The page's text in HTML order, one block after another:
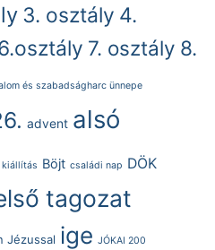
3. osztály 4.
7. osztály 8.
és szabadságharc ünnepe
advent alsó
kiállítás Böjt családi nap DÖK
tagozat
Jézussal ige JÓKAI 200